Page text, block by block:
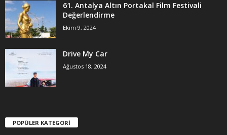
61. Antalya Altın Portakal Film Festivali
Değerlendirme
Ekim 9, 2024
Drive My Car
Ağustos 18, 2024
POPÜLER KATEGORİ